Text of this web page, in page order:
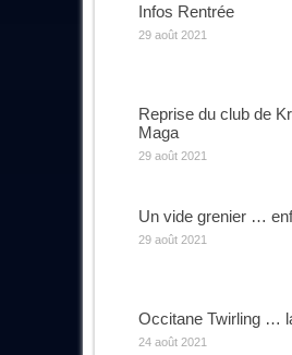
Infos Rentrée
29 août 2021
Reprise du club de
Maga
29 août 2021
Un vide grenier …
29 août 2021
Occitane Twirling …
24 août 2021